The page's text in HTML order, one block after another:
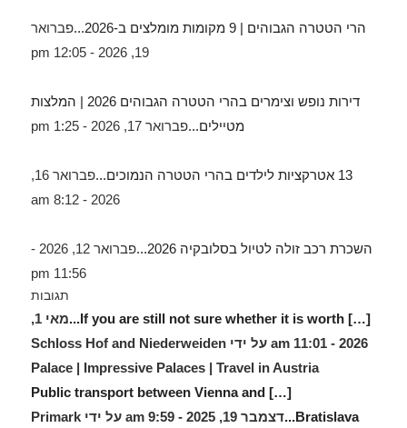
הרי הטטרה הגבוהים | 9 מקומות מומלצים ב-2026...
פברואר
19, 2026 - 12:05 pm
דירות נופש וצימרים בהרי הטטרה הגבוהים 2026 | המלצות
מטיילים...פברואר 17, 2026 - 1:25 pm
13 אטרקציות לילדים בהרי הטטרה הנמוכים...
פברואר 16,
2026 - 8:12 am
השכרת רכב זולה לטיול בסלובקיה 2026...
פברואר 12, 2026 -
11:56 pm
תגובות
[…] If you are still not sure whether it is worth...
מאי 1,
2026 - 11:01 am על ידי Schloss Hof and Niederweiden
Palace | Impressive Palaces | Travel in Austria
[…] Public transport between Vienna and
Bratislava...
דצמבר 19, 2025 - 9:59 am על ידי Primark